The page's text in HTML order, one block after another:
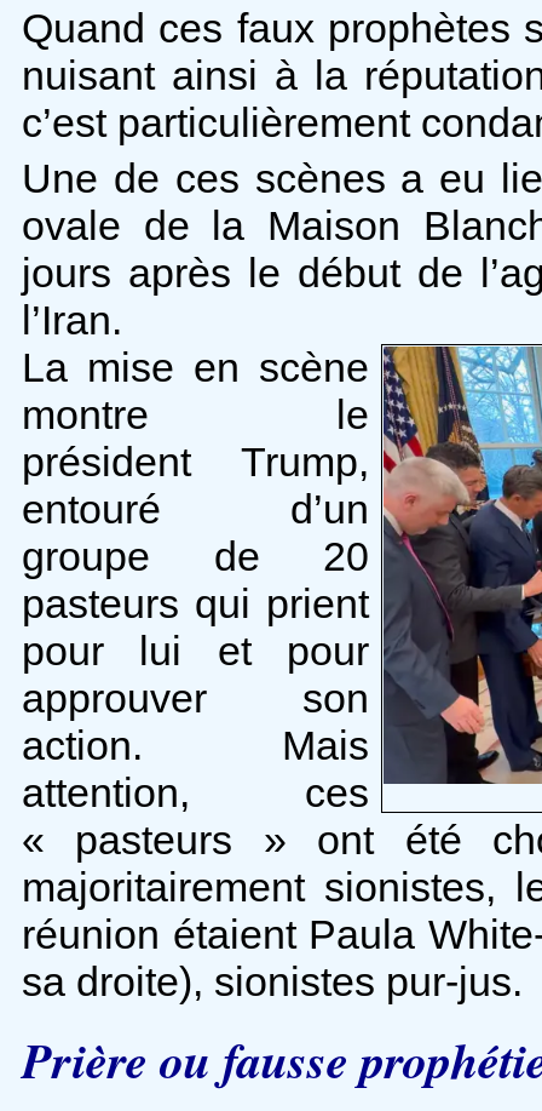
Quand ces faux prophètes
nuisant ainsi à la
c’est particulièrement
Une de ces scènes a eu
ovale de la Maison
jours après le début de
l’Iran.
La mise en scène
montre le
président Trump,
entouré d’un
groupe de 20
pasteurs qui prient
pour lui et pour
approuver son
action. Mais
attention, ces
« pasteurs » ont été
majoritairement sionistes,
réunion étaient Paula
sa droite), sionistes pur-jus.
Prière ou fausse